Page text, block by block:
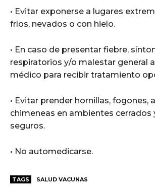
• Evitar exponerse a lugares
fríos, nevados o con hielo.
• En caso de presentar fiebre,
respiratorios y/o malestar general
médico para recibir tratamiento
• Evitar prender hornillas, fogones,
chimeneas en ambientes cerrados
seguros.
• No automedicarse.
TAGS SALUD VACUNAS